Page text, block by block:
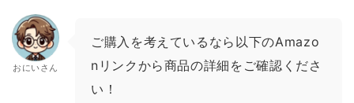
おにいさん
ご購入を考えているなら以下のAmazo
nリンクから商品の詳細をご確認くださ
い！